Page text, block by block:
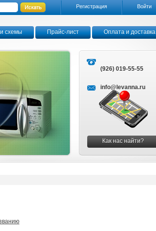
Регистрация Войти
схемы Прайс-лист Оплата и доставка
(926) 019-55-55
info@levanna.ru
Как нас найти?